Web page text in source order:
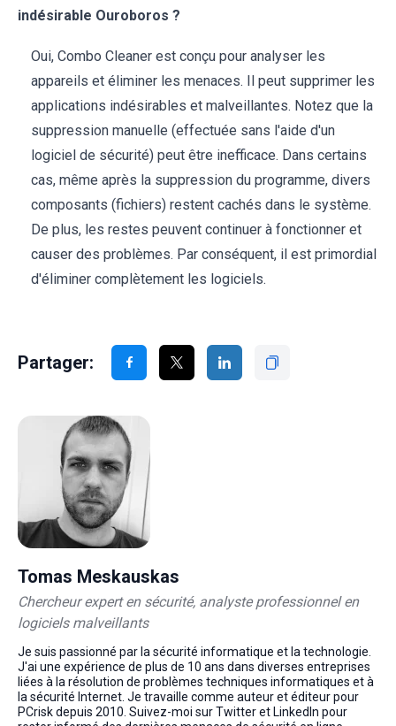
indésirable Ouroboros ?
Oui, Combo Cleaner est conçu pour analyser les
appareils et éliminer les menaces. Il peut supprimer les
applications indésirables et malveillantes. Notez que la
suppression manuelle (effectuée sans l'aide d'un
logiciel de sécurité) peut être inefficace. Dans certains
cas, même après la suppression du programme, divers
composants (fichiers) restent cachés dans le système.
De plus, les restes peuvent continuer à fonctionner et
causer des problèmes. Par conséquent, il est primordial
d'éliminer complètement les logiciels.
Partager:
Tomas Meskauskas
Chercheur expert en sécurité, analyste professionnel en
logiciels malveillants
Je suis passionné par la sécurité informatique et la technologie.
J'ai une expérience de plus de 10 ans dans diverses entreprises
liées à la résolution de problèmes techniques informatiques et à
la sécurité Internet. Je travaille comme auteur et éditeur pour
PCrisk depuis 2010. Suivez-moi sur Twitter et LinkedIn pour